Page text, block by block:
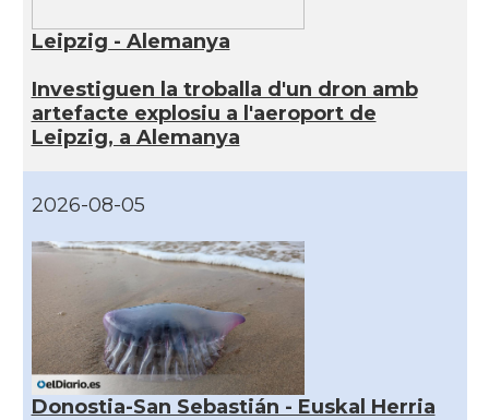
Leipzig - Alemanya
Investiguen la troballa d'un dron amb
artefacte explosiu a l'aeroport de
Leipzig, a Alemanya
2026-08-05
Donostia-San Sebastián - Euskal Herria